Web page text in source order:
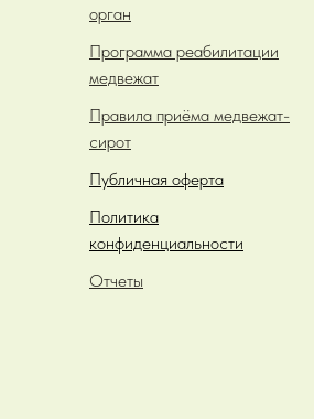
орган
Программа реабилитации
медвежат
Правила приёма медвежат-
сирот
Публичная оферта
Политика
конфиденциальности
Отчеты